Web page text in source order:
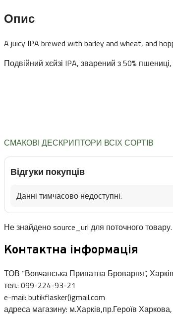
Опис
A juicy IPA brewed with barley and wheat, and
Подвійний хєйзі IPA, зварений з 50%
СМАКОВІ ДЕСКРИПТОРИ ВСІХ СОРТІВ
Відгуки покупців
Данні тимчасово недоступні.
Не знайдено source_url для поточного товару.
Контактна інформація
ТОВ “Вовчанська Приватна Броварня”,
тел.: 099-224-93-21
e-mail: butikflasker()gmail.com
адреса магазину: м.Харків,пр.Героїв